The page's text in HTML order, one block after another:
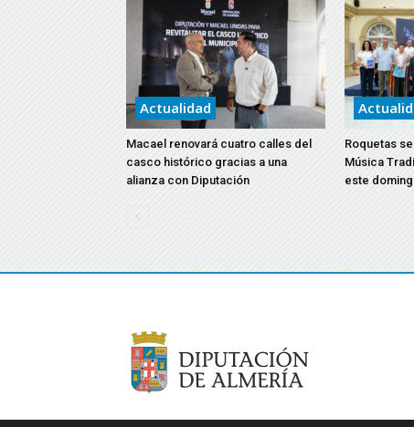
Actualidad
Macael renovará cuatro calles del
casco histórico gracias a una
alianza con Diputación
Roquetas
Música
este